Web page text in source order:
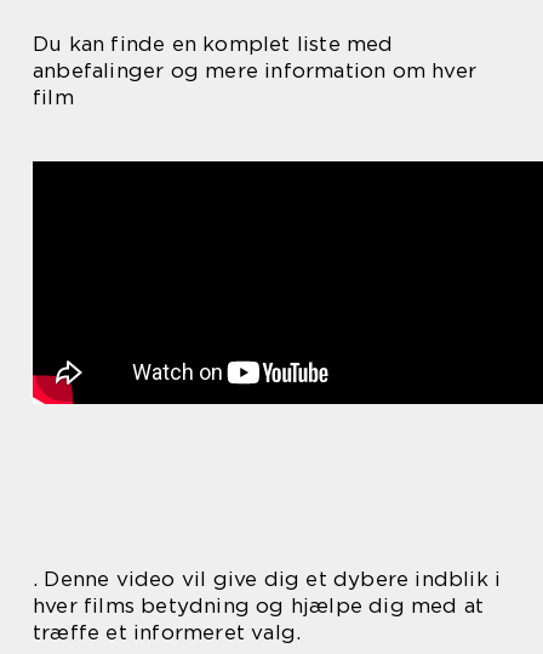
Du kan finde en komplet liste med
anbefalinger og mere information om hver
film
. Denne video vil give dig et dybere indblik i
hver films betydning og hjælpe dig med at
træffe et informeret valg.